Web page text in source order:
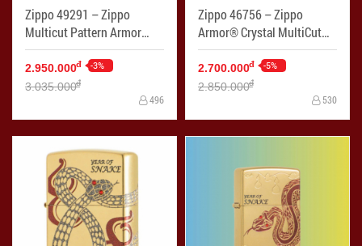
Zippo 49291 – Zippo
Multicut Pattern Armor
Black Ice - Mã SP: ZPC4277
2.950.000đ -3%
3.035.000đ
496
Zippo 46756 – Zippo
Armor® Crystal MultiCut
Black Matte - Mã SP:
ZPC4276
2.700.000đ -5%
2.850.000đ
530